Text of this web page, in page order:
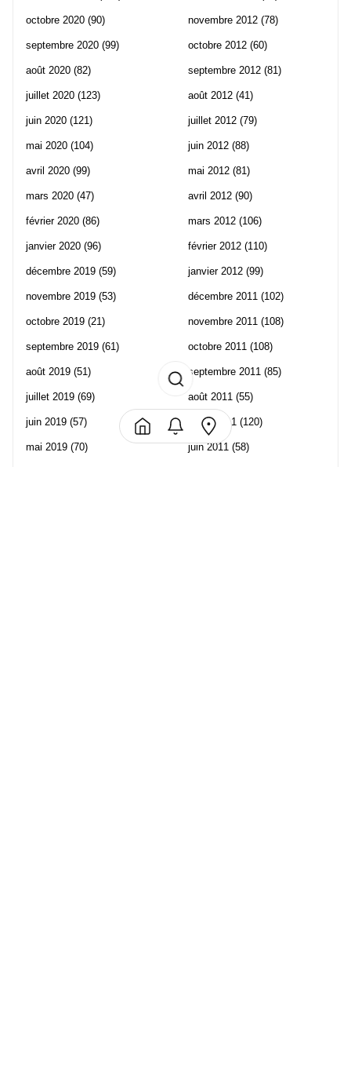
octobre 2020 (90)
septembre 2020 (99)
août 2020 (82)
juillet 2020 (123)
juin 2020 (121)
mai 2020 (104)
avril 2020 (99)
mars 2020 (47)
février 2020 (86)
janvier 2020 (96)
décembre 2019 (59)
novembre 2019 (53)
octobre 2019 (21)
septembre 2019 (61)
août 2019 (51)
juillet 2019 (69)
juin 2019 (57)
mai 2019 (70)
novembre 2012 (78)
octobre 2012 (60)
septembre 2012 (81)
août 2012 (41)
juillet 2012 (79)
juin 2012 (88)
mai 2012 (81)
avril 2012 (90)
mars 2012 (106)
février 2012 (110)
janvier 2012 (99)
décembre 2011 (102)
novembre 2011 (108)
octobre 2011 (108)
septembre 2011 (85)
août 2011 (55)
juillet 2011 (120)
juin 2011 (58)